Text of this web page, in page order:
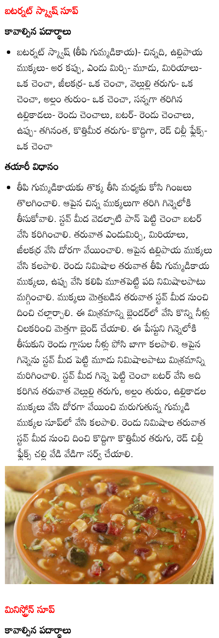
బటర్నట్‌ స్క్వాష్‌ సూప్‌
కావాల్సిన పదార్థాలు
బటర్నట్‌ స్క్వాష్‌ (తీపి గుమ్మడికాయ)- చిన్నది, ఉల్లిపాయ
ముక్కలు- అర కప్పు, ఎండు మిర్చి- మూడు, మిరియాలు-
ఒక చెంచా, జీలకర్ర- ఒక చెంచా, వెల్లుల్లి తరుగు- ఒక
చెంచా, అల్లం తురుం- ఒక చెంచా, సన్నగా తరిగిన
ఉల్లికాడలు- రెండు చెంచాలు, బటర్‌- రెండు చెంచాలు,
ఉప్పు- తగినంత, కొత్తిమీర తరుగు- కొద్దిగా, రెడ్‌ చిల్లీ ఫ్లేక్స్‌-
ఒక చెంచా
తయారీ విధానం
తీపి గుమ్మడికాయకు తొక్క తీసి మధ్యకు కోసి గింజలు
తొలగించాలి. ఆపైన చిన్న ముక్కలుగా తరిగి గిన్నెలోకి
తీసుకోవాలి. స్టవ్‌ మీద వెడల్పాటి పాన్‌ పెట్టి చెంచా బటర్‌
వేసి కరిగించాలి. తరువాత ఎండుమిర్చి, మిరియాలు,
జీలకర్ర వేసి దోరగా వేయించాలి. ఆపైన ఉల్లిపాయ ముక్కలు
వేసి కలపాలి. రెండు నిమిషాల తరువాత తీపి గుమ్మడికాయ
ముక్కలు, ఉప్పు వేసి కలిపి మూతపెట్టి పది నిమిషాలపాటు
మగ్గించాలి. ముక్కలు మెత్తబడిన తరువాత స్టవ్‌ మీద నుంచి
దించి చల్లార్చాలి. ఈ మిశ్రమాన్ని బ్లెండర్‌లో వేసి కొన్ని నీళ్లు
చిలకరించి మెత్తగా బ్లెండ్‌ చేయాలి. ఈ పేస్టుని గిన్నెలోకి
తీసుకుని రెండు గ్లాసుల నీళ్లు పోసి బాగా కలపాలి. ఆపైన
గిన్నెను స్టవ్‌ మీద పెట్టి మూడు నిమిషాలపాటు మిశ్రమాన్ని
మరిగించాలి. స్టవ్‌ మీద గిన్నె పెట్టి చెంచా బటర్‌ వేసి అది
కరిగిన తరువాత వెల్లుల్లి తరుగు, అల్లం తురుం, ఉల్లికాడల
ముక్కలు వేసి దోరగా వేయించి మరుగుతున్న గుమ్మడి
ముక్కల సూప్‌లో వేసి కలపాలి. రెండు నిమిషాల తరువాత
స్టవ్‌ మీద నుంచి దించి కొద్దిగా కొత్తిమీర తరుగు, రెడ్‌ చిల్లీ
ఫ్లేక్స్‌ చల్లి వేడి వేడిగా సర్వ్‌ చేయాలి.
మినిస్ట్రోన్‌ సూప్‌
కావాల్సిన పదార్థాలు